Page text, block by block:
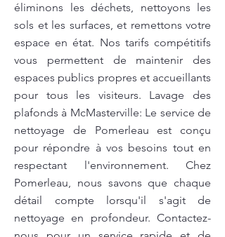
éliminons les déchets, nettoyons les
sols et les surfaces, et remettons votre
espace en état. Nos tarifs compétitifs
vous permettent de maintenir des
espaces publics propres et accueillants
pour tous les visiteurs. Lavage des
plafonds à McMasterville: Le service de
nettoyage de Pomerleau est conçu
pour répondre à vos besoins tout en
respectant l'environnement. Chez
Pomerleau, nous savons que chaque
détail compte lorsqu'il s'agit de
nettoyage en profondeur. Contactez-